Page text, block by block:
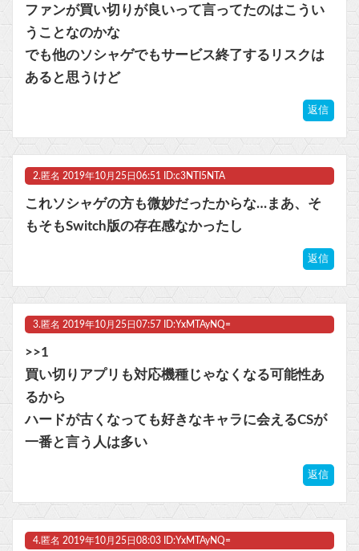
【ウマ娘】武さんが引退したらウマ娘に実装されそう
Powered by livedoor 相互RSS
ファンが買い切りが良いって言ってたのはこうい
うことなのかな
でも他のソシャゲでもサービス終了するリスクは
あると思うけど
返信
2. 匿名 2019年10月25日06:51 ID:c3NTI5NTA
これソシャゲの方も微妙だったからな…まあ、そ
もそもSwitch版の存在感なかったし
返信
3. 匿名 2019年10月25日07:57 ID:YxMTAyNQ=
>>1
買い切りアプリも対応機種じゃなくなる可能性あ
るから
ハードが古くなっても好きなキャラに会えるCSが
一番と言う人は多い
返信
4. 匿名 2019年10月25日08:03 ID:YxMTAyNQ=